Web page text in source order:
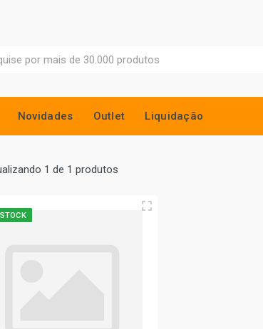
Novidades Outlet Liquidação
1 de 1 produtos